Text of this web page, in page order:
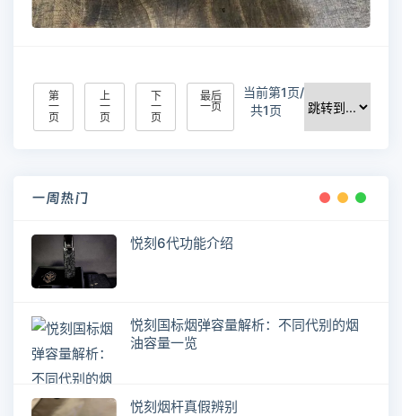
第
一
页
上
一
页
下
一
页
最后
一页
当前第1页/
共1页
一周热门
悦刻6代功能介绍
悦刻国标烟弹容量解析：不同代别的烟
油容量一览
悦刻烟杆真假辨别